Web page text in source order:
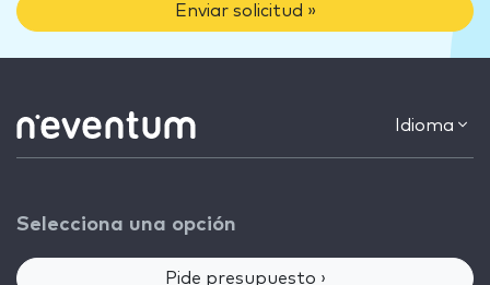
Enviar solicitud »
Idioma
Selecciona una opción
Pide presupuesto ›